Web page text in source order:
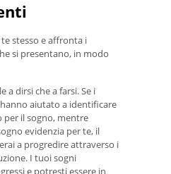
stesso e affronta i
si presentano, in modo
a dirsi che a farsi. Se i
aiutato a identificare
per il sogno, mentre
evidenzia per te, il
a progredire attraverso i
I tuoi sogni
e potresti essere in